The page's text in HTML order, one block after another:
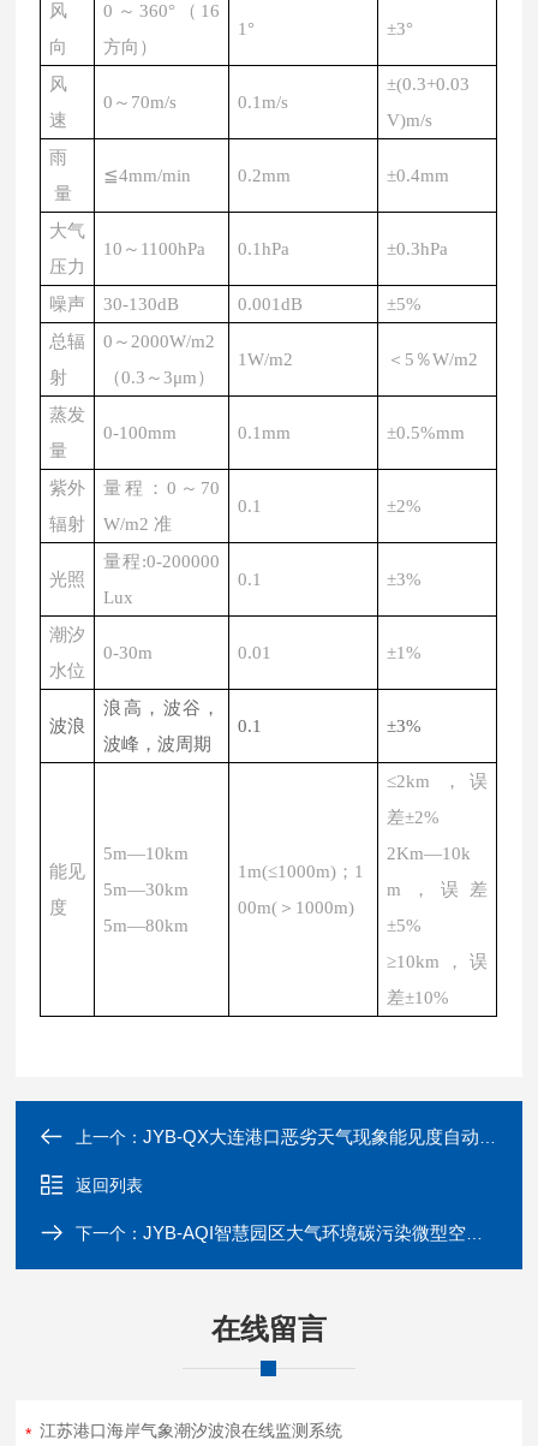
风
向
0～360°（16
方向）
1° ±3°
风
速
0～70m/s 0.1m/s
±(0.3+0.03
V)m/s
雨
量
≦4mm/min 0.2mm ±0.4mm
大气
压力
10～1100hPa 0.1hPa ±0.3hPa
噪声 30-130dB 0.001dB
±5%
总辐
射
0～2000W/m2
（0.3～3μm）
1W/m2 ＜ 5％W/m2
蒸发
量
0-100mm 0.1mm ±0.5%mm
紫外
辐射
量程：0～70
W/m2 准
0.1 ±2%
光照
量程:0-200000
Lux
0.1 ±3%
潮汐
水位
0-30m 0.01 ±1%
波浪
浪高，波谷，
波峰，波周期
0.1 ±3%
能见
度
5m—10km
5m—30km
5m—80km
1m(≤1000m)；1
00m(＞1000m)
≤2km ，误
差±2%
2Km—10k
m，误差
±5%
≥10km，误
差±10%
上一个：JYB-QX大连港口恶劣天气现象能见度自动监测站
返回列表
下一个：JYB-AQI智慧园区大气环境碳污染微型空气监测站
在线留言